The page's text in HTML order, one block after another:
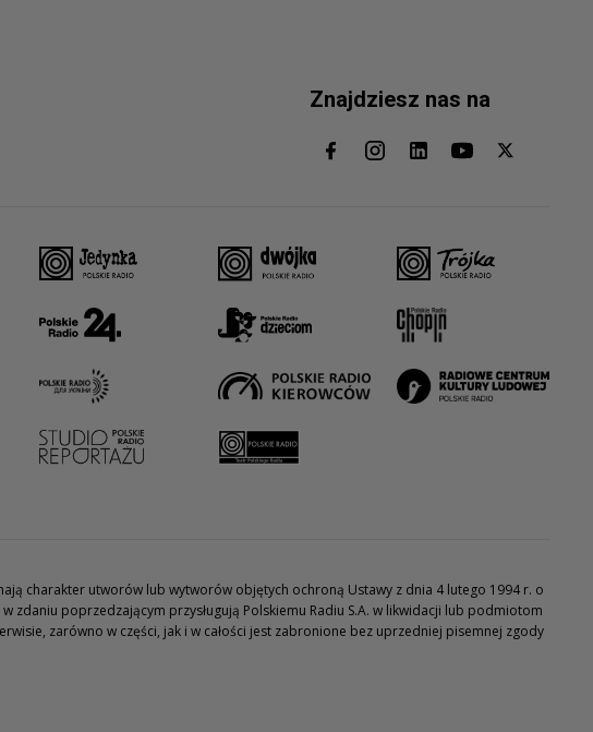
Znajdziesz nas na
charakter utworów lub wytworów objętych ochroną Ustawy z dnia 4 lutego 1994 r. o
zdaniu poprzedzającym przysługują Polskiemu Radiu S.A. w likwidacji lub podmiotom
zarówno w części, jak i w całości jest zabronione bez uprzedniej pisemnej zgody